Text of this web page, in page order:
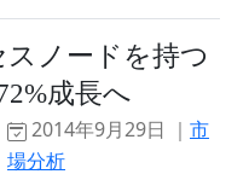
ノードを持つ
成長へ
2014年9月29日 ｜ 市
場分析